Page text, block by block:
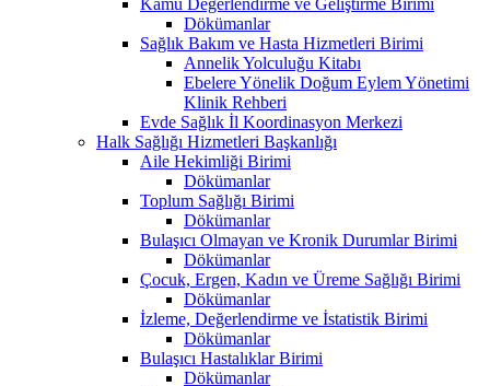
Dökümanlar
Sağlık Bakım ve Hasta Hizmetleri Birimi
Annelik Yolculuğu Kitabı
Ebelere Yönelik Doğum Eylem Yönetimi
Klinik Rehberi
Evde Sağlık İl Koordinasyon Merkezi
Halk Sağlığı Hizmetleri Başkanlığı
Aile Hekimliği Birimi
Dökümanlar
Toplum Sağlığı Birimi
Dökümanlar
Bulaşıcı Olmayan ve Kronik Durumlar Birimi
Dökümanlar
Çocuk, Ergen, Kadın ve Üreme Sağlığı Birimi
Dökümanlar
İzleme, Değerlendirme ve İstatistik Birimi
Dökümanlar
Bulaşıcı Hastalıklar Birimi
Dökümanlar